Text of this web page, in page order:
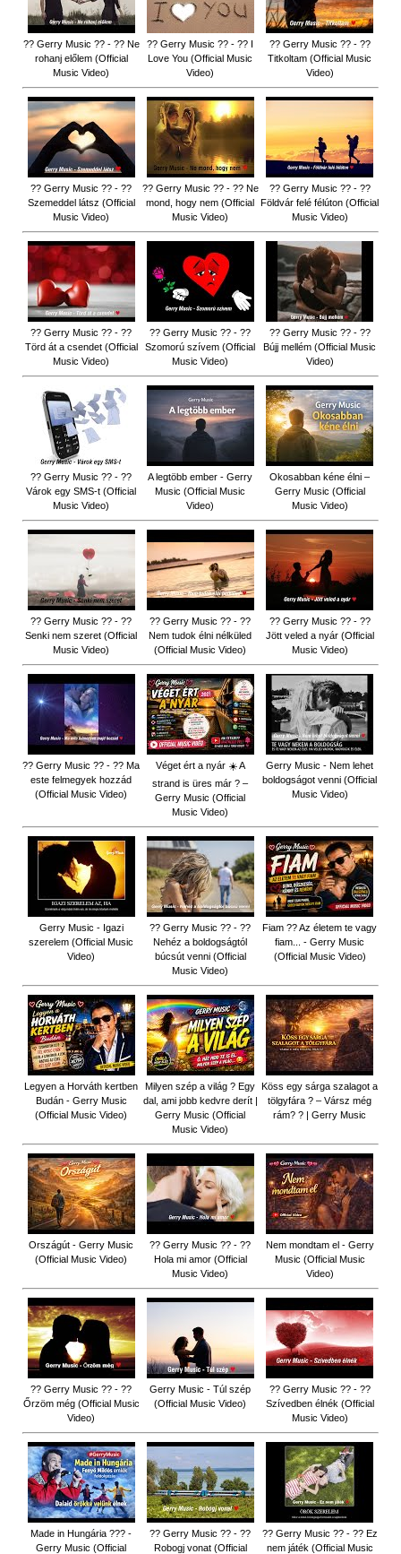
?? Gerry Music ?? - ?? Ne
rohanj előlem (Official
Music Video)
?? Gerry Music ?? - ?? I
Love You (Official Music
Video)
?? Gerry Music ?? - ??
Titkoltam (Official Music
Video)
?? Gerry Music ?? - ??
Szemeddel látsz (Official
Music Video)
?? Gerry Music ?? - ?? Ne
mond, hogy nem (Official
Music Video)
?? Gerry Music ?? - ??
Földvár felé félúton (Official
Music Video)
?? Gerry Music ?? - ??
Törd át a csendet (Official
Music Video)
?? Gerry Music ?? - ??
Szomorú szívem (Official
Music Video)
?? Gerry Music ?? - ??
Bújj mellém (Official Music
Video)
?? Gerry Music ?? - ??
Várok egy SMS-t (Official
Music Video)
A legtöbb ember - Gerry
Music (Official Music
Video)
Okosabban kéne élni –
Gerry Music (Official
Music Video)
?? Gerry Music ?? - ??
Senki nem szeret (Official
Music Video)
?? Gerry Music ?? - ??
Nem tudok élni nélküled
(Official Music Video)
?? Gerry Music ?? - ??
Jött veled a nyár (Official
Music Video)
?? Gerry Music ?? - ?? Ma
este felmegyek hozzád
(Official Music Video)
Véget ért a nyár ☀️ A
strand is üres már ? –
Gerry Music (Official
Music Video)
Gerry Music - Nem lehet
boldogságot venni (Official
Music Video)
Gerry Music - Igazi
szerelem (Official Music
Video)
?? Gerry Music ?? - ??
Nehéz a boldogságtól
búcsút venni (Official
Music Video)
Fiam ?‍? Az életem te vagy
fiam... - Gerry Music
(Official Music Video)
Legyen a Horváth kertben
Budán - Gerry Music
(Official Music Video)
Milyen szép a világ ? Egy
dal, ami jobb kedvre derít |
Gerry Music (Official
Music Video)
Köss egy sárga szalagot a
tölgyfára ?️ – Vársz még
rám? ? | Gerry Music
Országút - Gerry Music
(Official Music Video)
?? Gerry Music ?? - ??
Hola mi amor (Official
Music Video)
Nem mondtam el - Gerry
Music (Official Music
Video)
?? Gerry Music ?? - ??
Őrzöm még (Official Music
Video)
Gerry Music - Túl szép
(Official Music Video)
?? Gerry Music ?? - ??
Szívedben élnék (Official
Music Video)
Made in Hungária ??? -
Gerry Music (Official
?? Gerry Music ?? - ??
Robogj vonat (Official
?? Gerry Music ?? - ?? Ez
nem játék (Official Music